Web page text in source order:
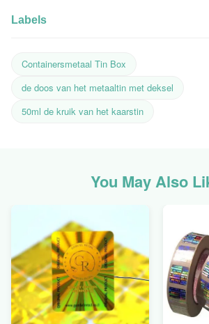
Labels
Containersmetaal Tin Box
de doos van het metaaltin met deksel
50ml de kruik van het kaarstin
You May Also